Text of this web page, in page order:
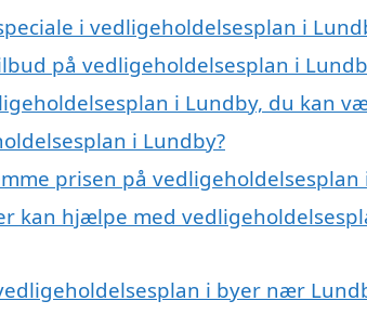
i vedligeholdelsesplan i
på vedligeholdelsesplan i
i Lundby, du kan
i Lundby?
prisen på vedligeholdelsesplan
kan hjælpe med
i byer nær